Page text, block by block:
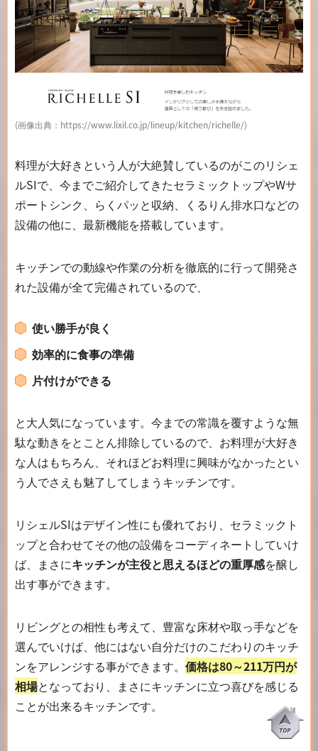
(画像出典：https://www.lixil.co.jp/lineup/kitchen/richelle/)
料理が大好きという人が大絶賛しているのがこのリシェ
ルSIで、今までご紹介してきたセラミックトップやWサ
ポートシンク、らくパッと収納、くるりん排水口などの
設備の他に、最新機能を搭載しています。
キッチンでの動線や作業の分析を徹底的に行って開発さ
れた設備が全て完備されているので、
使い勝手が良く
効率的に食事の準備
片付けができる
と大人気になっています。今までの常識を覆すような無
駄な動きをとことん排除しているので、お料理が大好き
な人はもちろん、それほどお料理に興味がなかったとい
う人でさえも魅了してしまうキッチンです。
リシェルSIはデザイン性にも優れており、セラミックト
ップと合わせてその他の設備をコーディネートしていけ
ば、まさにキッチンが主役と思えるほどの重厚感を醸し
出す事ができます。
リビングとの相性も考えて、豊富な床材や取っ手などを
選んでいけば、他にはない自分だけのこだわりのキッチ
ンをアレンジする事ができます。 価格は80～211万円が
相場となっており、まさにキッチンに立つ喜びを感じる
ことが出来るキッチンです。